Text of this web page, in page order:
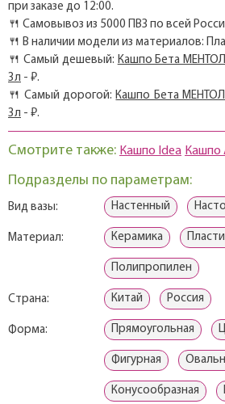
при заказе до 12:00.
🍴 Самовывоз из 5000 ПВЗ по всей
🍴 В наличии модели из материалов:
🍴 Самый дешевый: Кашпо Бета МЕНТОЛ
3л - ₽.
🍴 Самый дорогой:Кашпо Бета МЕНТОЛ
3л - ₽.
Смотрите также: Кашпо Idea Кашпо
Подразделы по параметрам:
Вид вазы: Настенный
Материал: Керамика
Полипропилен
Страна: Китай Россия
Форма: Прямоугольная
Фигурная
Конусообразная